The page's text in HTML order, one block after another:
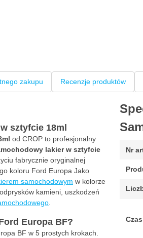
zakupu Recenzje produktów
sztyfcie 18ml
od CROP to profesjonalny
lakier w sztyfcie
fabrycznie oryginalnej
koloru Ford Europa Jako
samochodowym w kolorze
kamieni, uszkodzeń
Europa BF?
BF w 5 prostych krokach.
Nr